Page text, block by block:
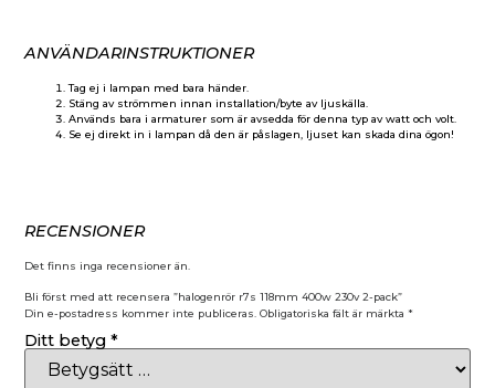
ANVÄNDARINSTRUKTIONER
Tag ej i lampan med bara händer.
Stäng av strömmen innan installation/byte av ljuskälla.
Används bara i armaturer som är avsedda för denna typ av watt och volt.
Se ej direkt in i lampan då den är påslagen, ljuset kan skada dina ögon!
RECENSIONER
Det finns inga recensioner än.
Bli först med att recensera ”halogenrör r7s 118mm 400w 230v 2-pack”
Din e-postadress kommer inte publiceras. Obligatoriska fält är märkta*
Ditt betyg*